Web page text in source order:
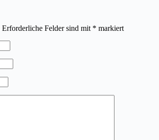
Erforderliche Felder sind mit * markiert